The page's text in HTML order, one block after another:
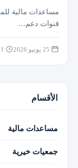
مساعدات مالية
قنوات دعم…
الأقسام
مساعدات مالية
جمعيات خيرية